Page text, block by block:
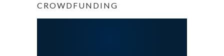
CROWDFUNDING